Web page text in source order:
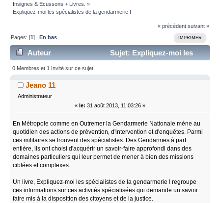
Insignes & Ecussons + Livres. »
Expliquez-moi les spécialistes de la gendarmerie !
« précédent suivant »
IMPRIMER
Pages: [1]En bas
Auteur
Sujet: Expliquez-moi les
spécialistes de la gendarmerie ! (Lu 16213 fois)
0 Membres et 1 Invité sur ce sujet
Jeano 11
Administrateur
« le: 31 août 2013, 11:03:26 »
En Métropole comme en Outremer la Gendarmerie Nationale mène au
quotidien des actions de prévention, d'intervention et d'enquêtes. Parmi
ces militaires se trouvent des spécialistes. Des Gendarmes à part
entière, ils ont choisi d'acquérir un savoir-faire approfondi dans des
domaines particuliers qui leur permet de mener à bien des missions
ciblées et complexes.
Un livre, Expliquez-moi les spécialistes de la gendarmerie ! regroupe
ces informations sur ces activités spécialisées qui demande un savoir
faire mis à la disposition des citoyens et de la justice.